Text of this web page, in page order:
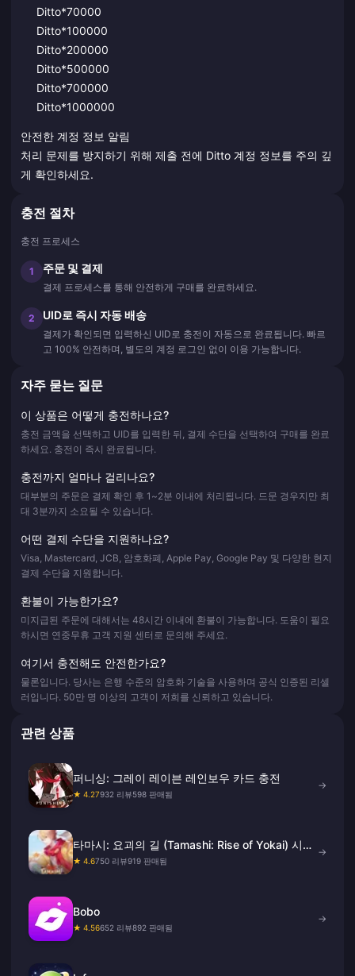
Ditto*70000
Ditto*100000
Ditto*200000
Ditto*500000
Ditto*700000
Ditto*1000000
안전한 계정 정보 알림
처리 문제를 방지하기 위해 제출 전에 Ditto 계정 정보를 주의 깊
게 확인하세요.
충전 절차
충전 프로세스
1 주문 및 결제
결제 프로세스를 통해 안전하게 구매를 완료하세요.
2 UID로 즉시 자동 배송
결제가 확인되면 입력하신 UID로 충전이 자동으로 완료됩니다. 빠르
고 100% 안전하며, 별도의 계정 로그인 없이 이용 가능합니다.
자주 묻는 질문
이 상품은 어떻게 충전하나요?
충전 금액을 선택하고 UID를 입력한 뒤, 결제 수단을 선택하여 구매를 완료
하세요. 충전이 즉시 완료됩니다.
충전까지 얼마나 걸리나요?
대부분의 주문은 결제 확인 후 1~2분 이내에 처리됩니다. 드문 경우지만 최
대 3분까지 소요될 수 있습니다.
어떤 결제 수단을 지원하나요?
Visa, Mastercard, JCB, 암호화폐, Apple Pay, Google Pay 및 다양한 현지
결제 수단을 지원합니다.
환불이 가능한가요?
미지급된 주문에 대해서는 48시간 이내에 환불이 가능합니다. 도움이 필요
하시면 연중무휴 고객 지원 센터로 문의해 주세요.
여기서 충전해도 안전한가요?
물론입니다. 당사는 은행 수준의 암호화 기술을 사용하며 공식 인증된 리셀
러입니다. 50만 명 이상의 고객이 저희를 신뢰하고 있습니다.
관련 상품
퍼니싱: 그레이 레이븐 레인보우 카드 충전
★ 4.27932 리뷰598 판매됨
→
타마시: 요괴의 길 (Tamashi: Rise of Yokai) 시세
충전
★ 4.6750 리뷰919 판매됨
→
Bobo
★ 4.56652 리뷰892 판매됨
→